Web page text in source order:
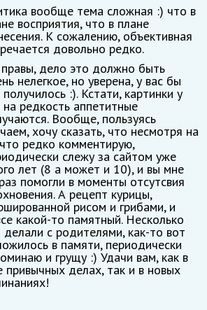
вообще тема сложная :) что в
восприятия, что в плане
К сожалению, объективная
довольно редко.
дело это должно быть
нелегкое, но уверена, у вас бы
получилось :). Кстати, картинки у
на редкость аппетитные
Вообще, пользуясь
хочу сказать, что несмотря на
редко комментирую,
слежу за сайтом уже
лет (8 а может и 10), и вы мне
помогли в моменты отсутсвия
А рецепт курицы,
рисом и грибами, и
какой-то памятный. Несколько
делали с родителями, как-то вот
в памяти, периодически
и грущу :) Удачи вам, как в
привычных делах, так и в новых